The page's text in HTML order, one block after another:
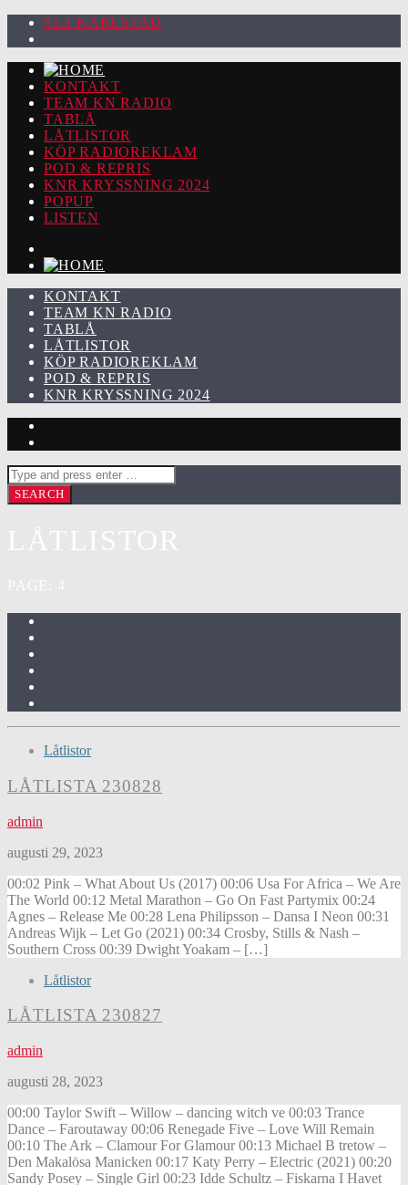
92.2 KARLSTAD
KONTAKT
TEAM KN RADIO
TABLÅ
LÅTLISTOR
KÖP RADIOREKLAM
POD & REPRIS
KNR KRYSSNING 2024
POPUP
LISTEN
KONTAKT
TEAM KN RADIO
TABLÅ
LÅTLISTOR
KÖP RADIOREKLAM
POD & REPRIS
KNR KRYSSNING 2024
Låtlistor
LÅTLISTA 230828
admin
augusti 29, 2023
00:02 Pink – What About Us (2017) 00:06 Usa For Africa – We Are
The World 00:12 Metal Marathon – Go On Fast Partymix 00:24
Agnes – Release Me 00:28 Lena Philipsson – Dansa I Neon 00:31
Andreas Wijk – Let Go (2021) 00:34 Crosby, Stills & Nash –
Southern Cross 00:39 Dwight Yoakam – […]
Låtlistor
LÅTLISTA 230827
admin
augusti 28, 2023
00:00 Taylor Swift – Willow – dancing witch ve 00:03 Trance
Dance – Faroutaway 00:06 Renegade Five – Love Will Remain
00:10 The Ark – Clamour For Glamour 00:13 Michael B tretow –
Den Makalösa Manicken 00:17 Katy Perry – Electric (2021) 00:20
Sandy Posey – Single Girl 00:23 Idde Schultz – Fiskarna I Havet